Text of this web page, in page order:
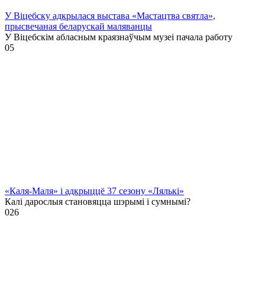
У Віцебску адкрылася выстава «Мастацтва святла»,
прысвечаная беларускай маляванцы
У Віцебскім абласным краязнаўчым музеі пачала работу
05
«Каля-Маля» і адкрыццё 37 сезону «Лялькі»
Калі дарослыя становяцца шэрымі і сумнымі?
026